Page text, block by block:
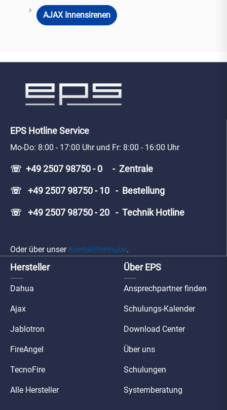
AJAX Innensirenen
EPS Hotline Service
Mo-Do: 8:00 - 17:00 Uhr und Fr: 8:00 - 16:00 Uhr
☏ +49 2507 98750 - 0 - Zentrale
☏ +49 2507 98750 - 10 - Bestellung
☏ +49 2507 98750 - 20 - Technik Hotline
Oder über unser Kontaktformular.
Hersteller
Dahua
Ajax
Jablotron
FireAngel
TecnoFire
Alle Hersteller
Über EPS
Ansprechpartner finden
Schulungs-Kalender
Download Center
Über uns
Schulungen
Systemberatung